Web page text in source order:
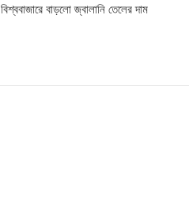
বিশ্ববাজারে বাড়লো জ্বালানি তেলের দাম